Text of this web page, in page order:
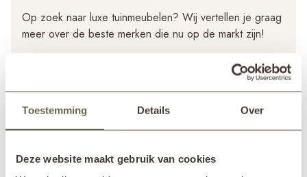
Toestemming Details Over
Deze website maakt gebruik van cookies
Op zoek naar luxe tuinmeubelen? Wij vertellen je graag
meer over de beste merken die nu op de markt zijn!